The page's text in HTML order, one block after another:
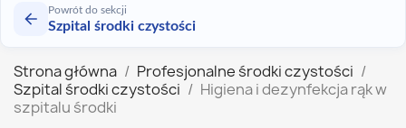
Powrót do sekcji
Szpital środki czystości
Strona główna
Profesjonalne środki czystości
Szpital środki czystości
Higiena i dezynfekcja rąk w
szpitalu środki